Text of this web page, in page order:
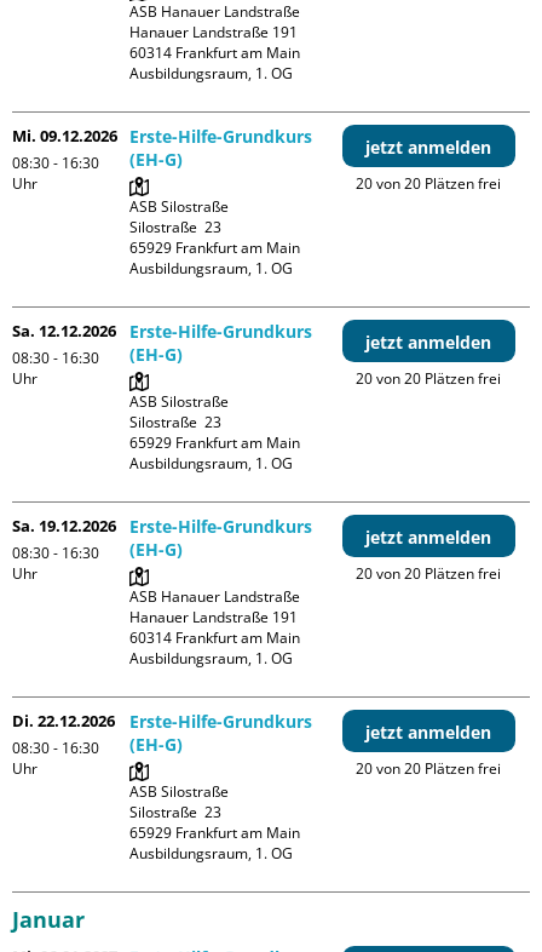
ASB Hanauer Landstraße
Hanauer Landstraße 191
60314 Frankfurt am Main
Ausbildungsraum, 1. OG
Mi. 09.12.2026
08:30 - 16:30
Uhr
Erste-Hilfe-Grundkurs
(EH-G)
ASB Silostraße
Silostraße  23
65929 Frankfurt am Main
Ausbildungsraum, 1. OG
jetzt anmelden
20 von 20 Plätzen frei
Sa. 12.12.2026
08:30 - 16:30
Uhr
Erste-Hilfe-Grundkurs
(EH-G)
ASB Silostraße
Silostraße  23
65929 Frankfurt am Main
Ausbildungsraum, 1. OG
jetzt anmelden
20 von 20 Plätzen frei
Sa. 19.12.2026
08:30 - 16:30
Uhr
Erste-Hilfe-Grundkurs
(EH-G)
ASB Hanauer Landstraße
Hanauer Landstraße 191
60314 Frankfurt am Main
Ausbildungsraum, 1. OG
jetzt anmelden
20 von 20 Plätzen frei
Di. 22.12.2026
08:30 - 16:30
Uhr
Erste-Hilfe-Grundkurs
(EH-G)
ASB Silostraße
Silostraße  23
65929 Frankfurt am Main
Ausbildungsraum, 1. OG
jetzt anmelden
20 von 20 Plätzen frei
Januar